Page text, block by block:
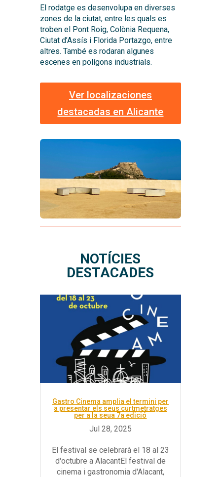
El rodatge es desenvolupa en diverses
zones de la ciutat, entre les quals es
troben el Pont Roig, Colònia Requena,
Ciutat d’Assís i Florida Portazgo, entre
altres. També es rodaran algunes
escenes en polígons industrials.
Ver localizaciones
destacadas en Alicante
NOTÍCIES
DESTACADES
Gastro Cinema amplia el termini per
a presentar els seus curtmetratges
per a la seua 7a edició
El festival se celebrarà el 18 al 23
d'octubre a AlacantEl festival de
cinema i gastronomia d'Alacant,